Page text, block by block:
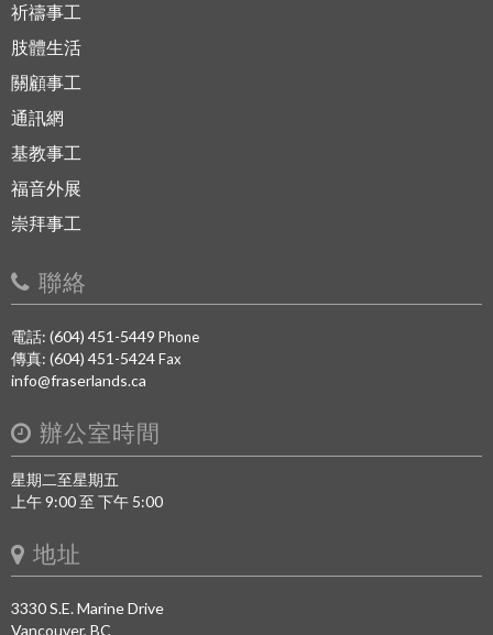
祈禱事工
肢體生活
關顧事工
通訊網
基教事工
福音外展
崇拜事工
聯絡
電話: (604) 451-5449 Phone
傳真: (604) 451-5424Fax
info@fraserlands.ca
辦公室時間
星期二至星期五
上午 9:00 至 下午 5:00
地址
3330 S.E. Marine Drive
Vancouver, BC